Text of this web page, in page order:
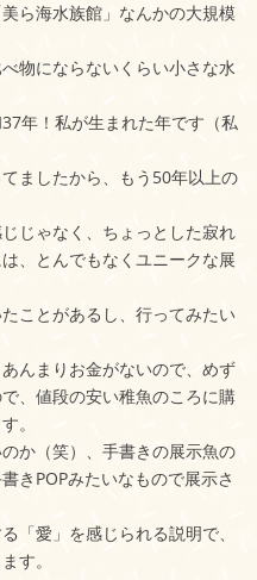
ら海水族館」なんかの大規模
物にならないくらい小さな水
年！私が生まれた年です（私
ましたから、もう50年以上の
じゃなく、ちょっとした寂れ
、とんでもなくユニークな展
ことがあるし、行ってみたい
んまりお金がないので、めず
、値段の安い稚魚のころに購
。
か（笑）、手書きの展示魚の
きPOPみたいなもので展示さ
「愛」を感じられる説明で、
す。